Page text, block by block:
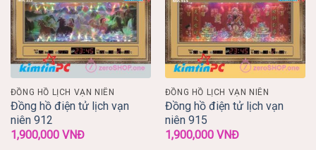
ĐỒNG HỒ LỊCH VẠN NIÊN
Đồng hồ điện tử lịch vạn
niên 912
1,900,000 VNĐ
ĐỒNG HỒ LỊCH VẠN NIÊN
Đồng hồ điện tử lịch vạn
niên 915
1,900,000 VNĐ